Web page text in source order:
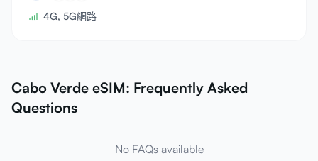
4G, 5G網路
Cabo Verde eSIM: Frequently Asked
Questions
No FAQs available